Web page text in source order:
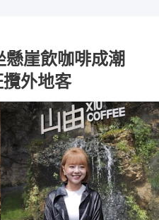
崖飲咖啡成潮
外地客